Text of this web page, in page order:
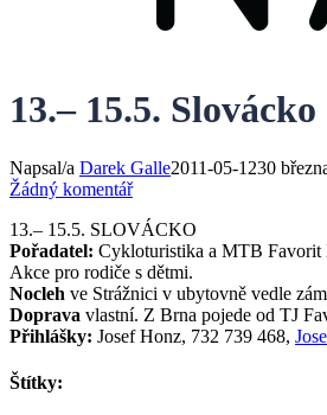
13.– 15.5. Slovácko
Napsal/a Darek Galle2011-05-1230
Žádný komentář
13.– 15.5. SLOVÁCKO
Pořadatel: Cykloturistika a MTB Favorit
Akce pro rodiče s dětmi.
Nocleh ve Strážnici v ubytovně vedle
Doprava vlastní. Z Brna pojede od TJ
Přihlášky: Josef Honz, 732 739 468,
Štítky: